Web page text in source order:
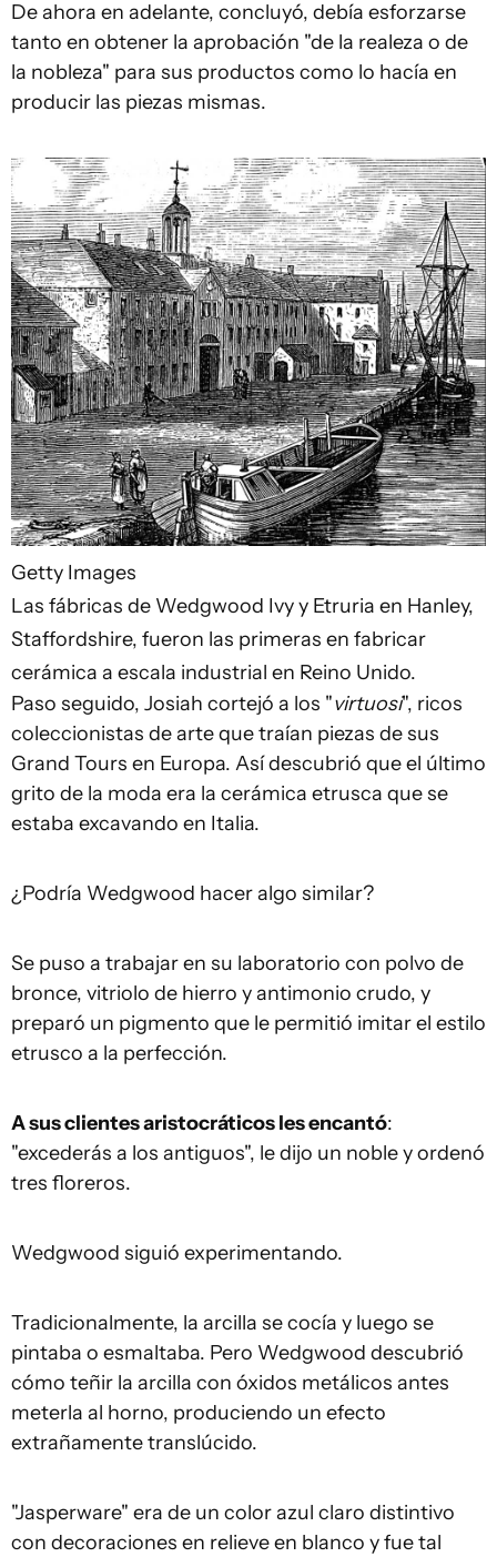
De ahora en adelante, concluyó, debía esforzarse
tanto en obtener la aprobación "de la realeza o de
la nobleza" para sus productos como lo hacía en
producir las piezas mismas.
Getty Images
Las fábricas de Wedgwood Ivy y Etruria en Hanley,
Staffordshire, fueron las primeras en fabricar
cerámica a escala industrial en Reino Unido.
Paso seguido, Josiah cortejó a los "virtuosi", ricos
coleccionistas de arte que traían piezas de sus
Grand Tours en Europa. Así descubrió que el último
grito de la moda era la cerámica etrusca que se
estaba excavando en Italia.
¿Podría Wedgwood hacer algo similar?
Se puso a trabajar en su laboratorio con polvo de
bronce, vitriolo de hierro y antimonio crudo, y
preparó un pigmento que le permitió imitar el estilo
etrusco a la perfección.
A sus clientes aristocráticos les encantó:
"excederás a los antiguos", le dijo un noble y ordenó
tres floreros.
Wedgwood siguió experimentando.
Tradicionalmente, la arcilla se cocía y luego se
pintaba o esmaltaba. Pero Wedgwood descubrió
cómo teñir la arcilla con óxidos metálicos antes
meterla al horno, produciendo un efecto
extrañamente translúcido.
"Jasperware" era de un color azul claro distintivo
con decoraciones en relieve en blanco y fue tal